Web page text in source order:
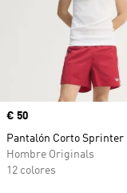
Precio
€ 50
Pantalón Corto Sprinter
Hombre Originals
12 colores